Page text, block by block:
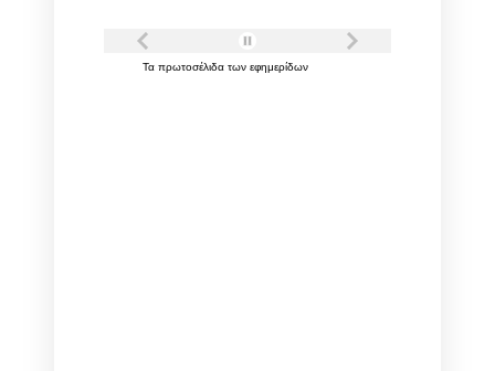
Τα πρωτοσέλιδα των εφημερίδων